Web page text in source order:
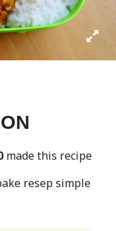
made this recipe
resep simple